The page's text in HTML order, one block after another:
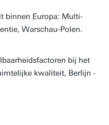
binnen Europa: Multi-
Warschau-Polen.
bij het
kwaliteit, Berlijn -